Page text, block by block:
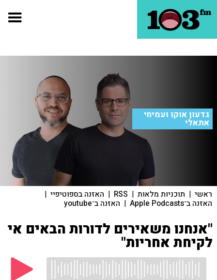
גדעון אוקו ועמיחי
אתאלי
ראשי | תוכניות מלאות |
RSS
| האזנה בספוטיפיי |
האזנה ב־Apple Podcasts | האזנה ב־youtube
"אנחנו משאירים לדורות הבאים אי
לקיחת אחריות"